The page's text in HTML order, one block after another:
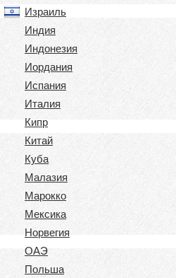
Израиль
Индия
Индонезия
Иордания
Испания
Италия
Кипр
Китай
Куба
Малазия
Марокко
Мексика
Норвегия
ОАЭ
Польша